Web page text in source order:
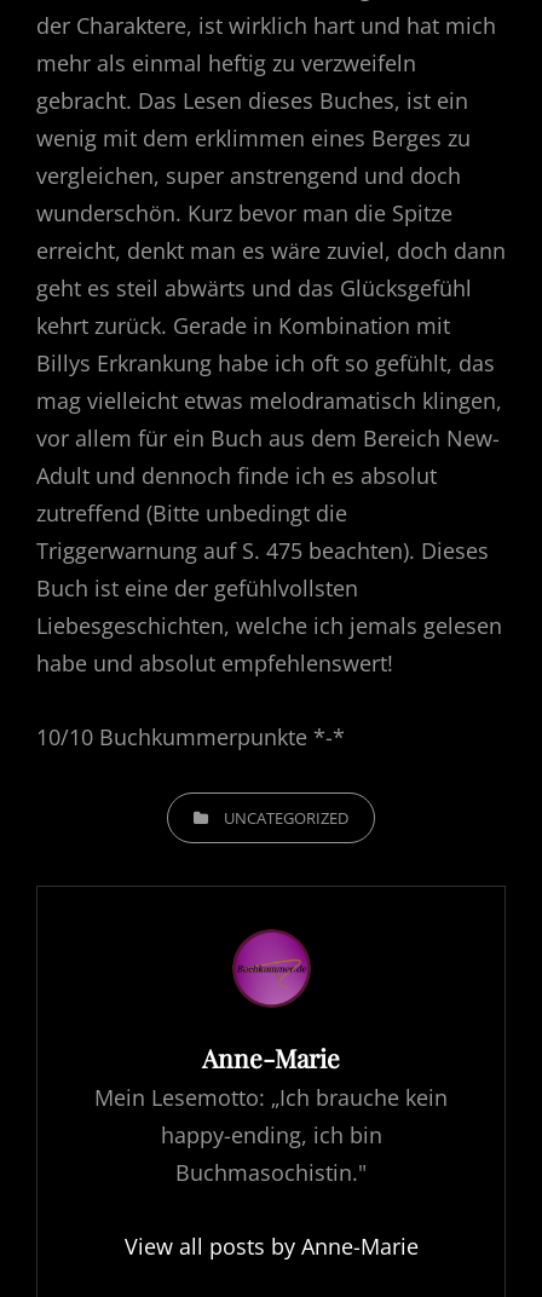
der Charaktere, ist wirklich hart und hat mich
mehr als einmal heftig zu verzweifeln
gebracht. Das Lesen dieses Buches, ist ein
wenig mit dem erklimmen eines Berges zu
vergleichen, super anstrengend und doch
wunderschön. Kurz bevor man die Spitze
erreicht, denkt man es wäre zuviel, doch dann
geht es steil abwärts und das Glücksgefühl
kehrt zurück. Gerade in Kombination mit
Billys Erkrankung habe ich oft so gefühlt, das
mag vielleicht etwas melodramatisch klingen,
vor allem für ein Buch aus dem Bereich New-
Adult und dennoch finde ich es absolut
zutreffend (Bitte unbedingt die
Triggerwarnung auf S. 475 beachten). Dieses
Buch ist eine der gefühlvollsten
Liebesgeschichten, welche ich jemals gelesen
habe und absolut empfehlenswert!
10/10 Buchkummerpunkte *-*
CATEGORIESUNCATEGORIZED
Author:
Anne-Marie
Mein Lesemotto: „Ich brauche kein
happy-ending, ich bin
Buchmasochistin."
View all posts by Anne-Marie